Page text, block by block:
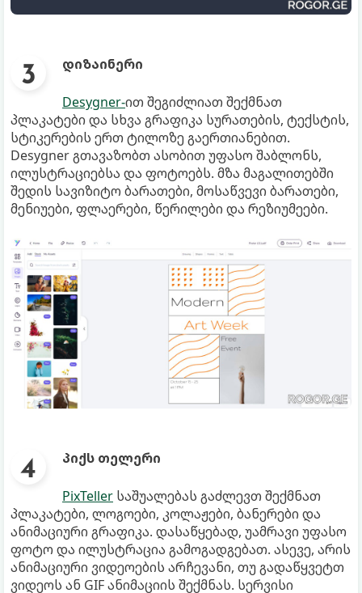
დიზაინერი
Desygner-ით შეგიძლიათ შექმნათ
პლაკატები და სხვა გრაფიკა სურათების, ტექსტის,
სტიკერების ერთ ტილოზე გაერთიანებით.
Desygner გთავაზობთ ასობით უფასო შაბლონს,
ილუსტრაციებსა და ფოტოებს. მზა მაგალითებში
შედის სავიზიტო ბარათები, მოსაწვევი ბარათები,
მენიუები, ფლაერები, წერილები და რეზიუმეები.
პიქს თელერი
PixTeller საშუალებას გაძლევთ შექმნათ
პლაკატები, ლოგოები, კოლაჟები, ბანერები და
ანიმაციური გრაფიკა. დასაწყებად, უამრავი უფასო
ფოტო და ილუსტრაცია გამოგადგებათ. ასევე, არის
ანიმაციური ვიდეოების არჩევანი, თუ გადაწყვეტთ
ვიდეოს ან GIF ანიმაციის შექმნას. სერვისი